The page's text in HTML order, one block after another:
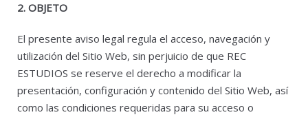
2. OBJETO
El presente aviso legal regula el acceso, navegación y
utilización del Sitio Web, sin perjuicio de que REC
ESTUDIOS se reserve el derecho a modificar la
presentación, configuración y contenido del Sitio Web, así
como las condiciones requeridas para su acceso o